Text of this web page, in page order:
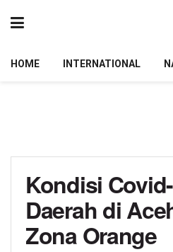
HOME INTERNATIONAL
Kondisi
Daerah di
Zona Orange